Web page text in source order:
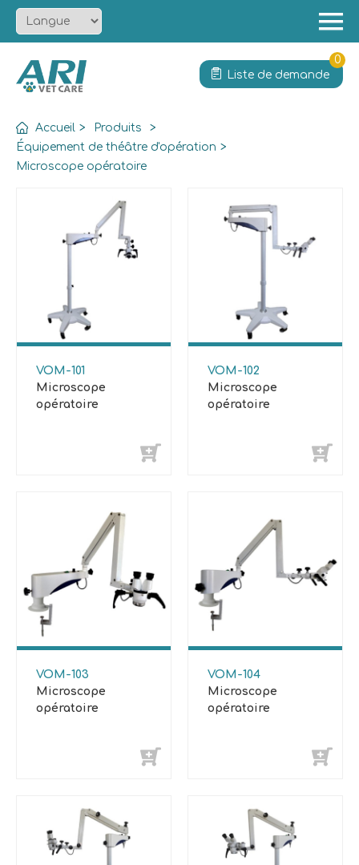
Solution
Services
Actualités
Contact
Liste de demande
0
Accueil > Produits
>
Équipement de théâtre d'opération >
Microscope opératoire
VOM-101
Microscope
opératoire
VOM-102
Microscope
opératoire
VOM-103
Microscope
opératoire
VOM-104
Microscope
opératoire